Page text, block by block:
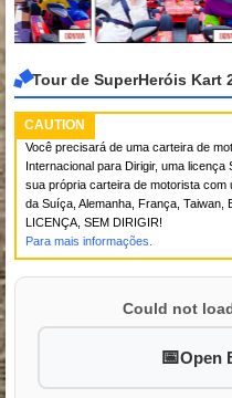
Tour de SuperHeróis Kart
CAUTION
Você precisará de uma carteira de
Internacional para Dirigir, uma
sua própria carteira de motorista
da Suíça, Alemanha, França, Taiwan,
LICENÇA, SEM DIRIGIR!
Para mais informações.
Could not
Open